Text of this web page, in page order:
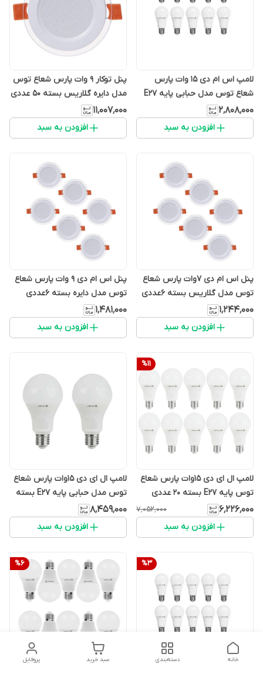
لامپ اس ام دی 15 وات پارس
شعاع توس مدل حبابی پایه E27
بسته 10عددی
۲٬۸۰۸٬۰۰۰
افزودن به سبد
پنل توکار 9 وات پارس شعاع توس
مدل دایره گلاریس بسته 50 عددی
۱۱٬۰۰۷٬۰۰۰
افزودن به سبد
پنل اس ام دی 7وات پارس شعاع
توس مدل گلاریس بسته 6عددی
۱٬۲۴۴٬۰۰۰
افزودن به سبد
پنل اس ام دی 9 وات پارس شعاع
توس مدل دایره بسته 6عددی
۱٬۴۸۱٬۰۰۰
افزودن به سبد
%11
لامپ ال ای دی 15وات پارس شعاع
توس پایه E27 بسته ۲۰ عددی
۶٬۲۲۶٬۰۰۰ ۷٬۰۵۲٬۰۰۰
افزودن به سبد
لامپ ال ای دی 15وات پارس شعاع
توس مدل حبابی پایه E27 بسته
۲۰ عددی
۸٬۴۵۹٬۰۰۰
افزودن به سبد
%3
%6
پروفایل سبد خرید دسته‌بندی خانه